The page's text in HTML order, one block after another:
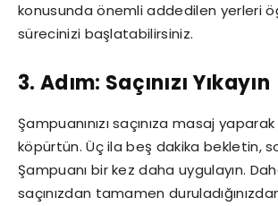
konusunda önemli addedilen yerleri
sürecinizi başlatabilirsiniz.
3. Adım: Saçınızı Yıkayın
Şampuanınızı saçınıza masaj
köpürtün. Üç ila beş dakika bekletin,
Şampuanı bir kez daha uygulayın.
saçınızdan tamamen